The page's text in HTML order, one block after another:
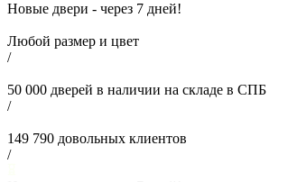
Новые двери - через 7 дней!
Любой размер и цвет
/
50 000 дверей в наличии на складе в СПБ
/
149 790 довольных клиентов
/